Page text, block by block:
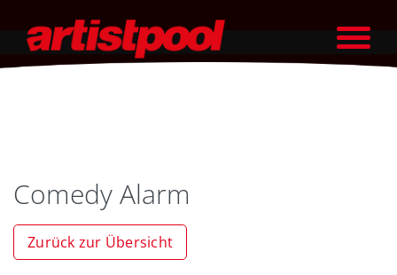
Comedy Alarm
Zurück zur Übersicht